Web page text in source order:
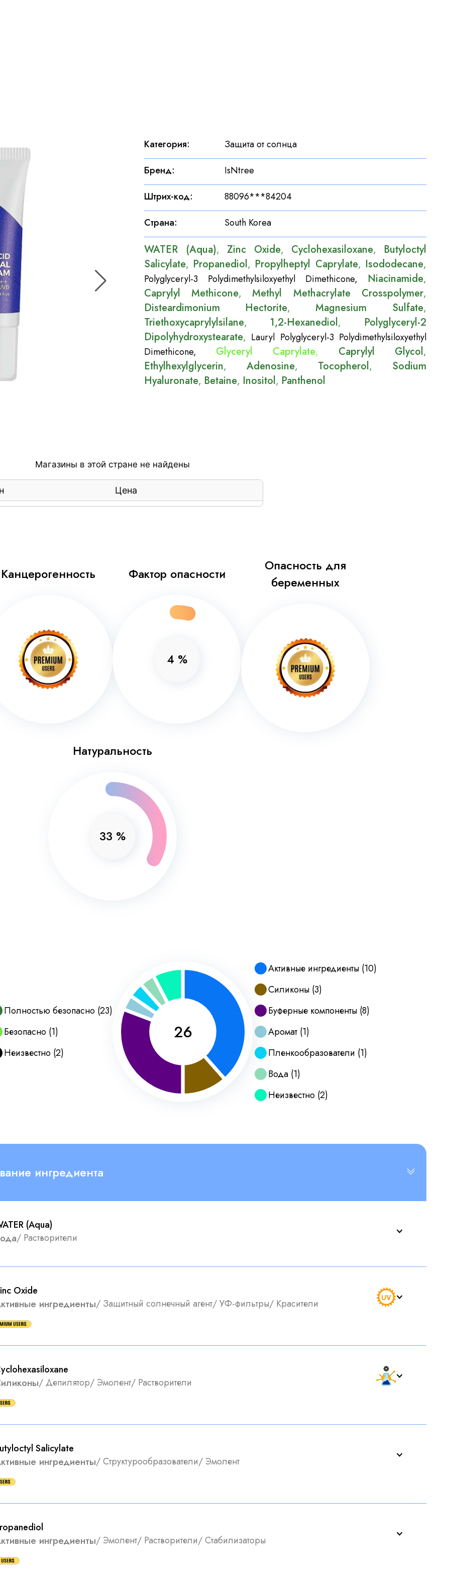
Категория:
Защита от солнца
Бренд:
IsNtree
Штрих-код:
88096***84204
Страна: South Korea
WATER (Aqua), Zinc Oxide, Cyclohexasiloxane, Butyloctyl
Salicylate, Propanediol, Propylheptyl Caprylate, Isododecane,
Polyglyceryl-3 Polydimethylsiloxyethyl Dimethicone, Niacinamide,
Caprylyl Methicone,Methyl Methacrylate Crosspolymer,
Disteardimonium Hectorite,Magnesium Sulfate,
Triethoxycaprylylsilane, 1,2-Hexanediol, Polyglyceryl-2
Dipolyhydroxystearate, Lauryl Polyglyceryl-3 Polydimethylsiloxyethyl
Dimethicone, Glyceryl Caprylate, Caprylyl Glycol,
Ethylhexylglycerin, Adenosine, Tocopherol, Sodium
Hyaluronate, Betaine, Inositol, Panthenol
Магазины в этой стране не найдены
Цена
Канцерогенность Фактор опасности
4 %
Опасность для
беременных
Натуральность
33 %
Полностью безопасно (23)
Безопасно (1)
Неизвестно (2)
26
Активные ингредиенты (10)
Силиконы (3)
Буферные компоненты (8)
Аромат (1)
Пленкообразователи (1)
Вода (1)
Неизвестно (2)
ингредиента
(Aqua)
/ Растворители
Oxide
ингредиенты/ Защитный солнечный агент/УФ-фильтры/ Красители
/Депилятор/ Эмолент/ Растворители
Salicylate
ингредиенты/Структурообразователи/ Эмолент
ингредиенты/ Эмолент/ Растворители/Стабилизаторы